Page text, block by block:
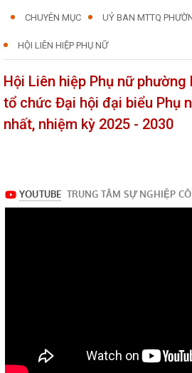
CHUYÊN MỤC UỶ BAN MTTQ
HỘI LIÊN HIỆP PHỤ NỮ
Hội Liên hiệp Phụ nữ
tổ chức Đại hội đại biểu Phụ
nhất, nhiệm kỳ 2025 - 2030